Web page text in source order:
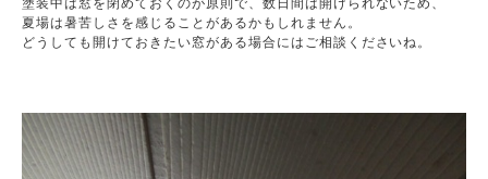
塗装中は窓を閉めておくのが原則で、数日間は開けられないため、
夏場は暑苦しさを感じることがあるかもしれません。
どうしても開けておきたい窓がある場合にはご相談くださいね。